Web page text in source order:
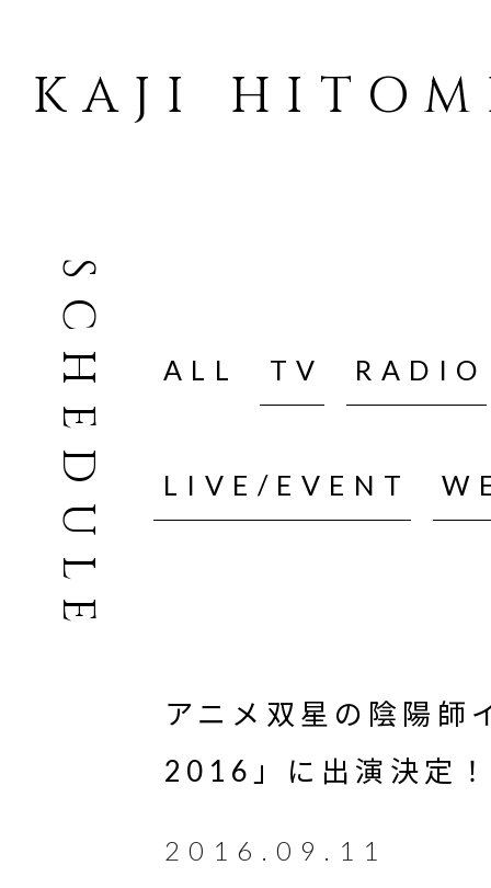
KAJI
SCHEDULE ALL TV RADIO
LIVE/EVENT
アニメ双星の陰陽師
2016」に出演決定
2016.09.11